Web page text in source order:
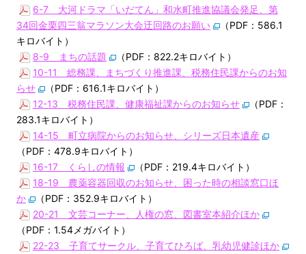
6-7 大河ドラマ「いだてん」和水町推進協議会発足、第
34回金栗四三翁マラソン大会迂回路のお願い
（PDF：586.1
キロバイト）
8-9 まちの話題
（PDF：822.2キロバイト）
10-11 総務課、まちづくり推進課、税務住民課からのお知
らせ
（PDF：616.1キロバイト）
12-13 税務住民課、健康福祉課からのお知らせ
（PDF：
283.1キロバイト）
14-15 町立病院からのお知らせ、シリーズ日本遺産
（PDF：478.9キロバイト）
16-17 くらしの情報
（PDF：219.4キロバイト）
18-19 農薬容器回収のお知らせ、困った時の相談窓口ほ
か
（PDF：352.9キロバイト）
20-21 文芸コーナー、人権の窓、図書室本紹介ほか
（PDF：1.54メガバイト）
22-23 子育てサークル、子育てひろば、乳幼児健診ほか